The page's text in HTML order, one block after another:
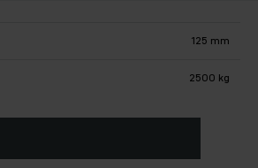
125 mm
2500 kg